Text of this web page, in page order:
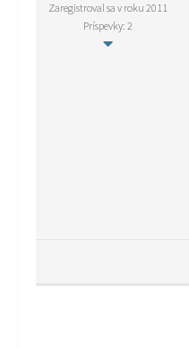
Zaregistroval sa v roku 2011
Príspevky: 2